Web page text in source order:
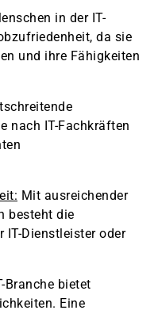
in der IT-
da sie
und ihre Fähigkeiten
nach IT-Fachkräften
Mit ausreichender
besteht die
Dienstleister oder
Branche bietet
Eine